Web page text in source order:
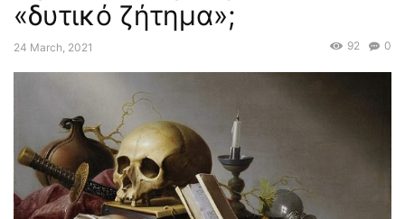
«δυτικό ζήτημα»;
24 March, 2021 0
92